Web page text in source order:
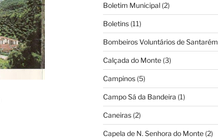
Boletim Municipal(2)
Boletins(11)
Bombeiros Voluntários de Santarém
Calçada do Monte(3)
Campinos(5)
Campo Sá da Bandeira (1)
Caneiras(2)
Capela de N. Senhora do Monte(2)